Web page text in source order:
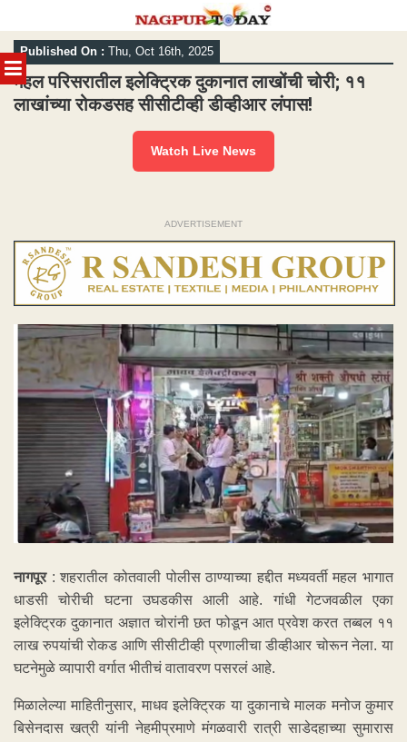
MENU
Skip
to
content
Published On : Thu, Oct 16th, 2025
महल परिसरातील इलेक्ट्रिक दुकानात लाखोंची चोरी; ११
लाखांच्या रोकडसह सीसीटीव्ही डीव्हीआर लंपास!
Watch Live News
ADVERTISEMENT
नागपूर : शहरातील कोतवाली पोलीस ठाण्याच्या हद्दीत मध्यवर्ती महल भागात
धाडसी चोरीची घटना उघडकीस आली आहे. गांधी गेटजवळील एका
इलेक्ट्रिक दुकानात अज्ञात चोरांनी छत फोडून आत प्रवेश करत तब्बल ११
लाख रुपयांची रोकड आणि सीसीटीव्ही प्रणालीचा डीव्हीआर चोरून नेला. या
घटनेमुळे व्यापारी वर्गात भीतीचं वातावरण पसरलं आहे.
मिळालेल्या माहितीनुसार, माधव इलेक्ट्रिक या दुकानाचे मालक मनोज कुमार
बिसेनदास खत्री यांनी नेहमीप्रमाणे मंगळवारी रात्री साडेदहाच्या सुमारास